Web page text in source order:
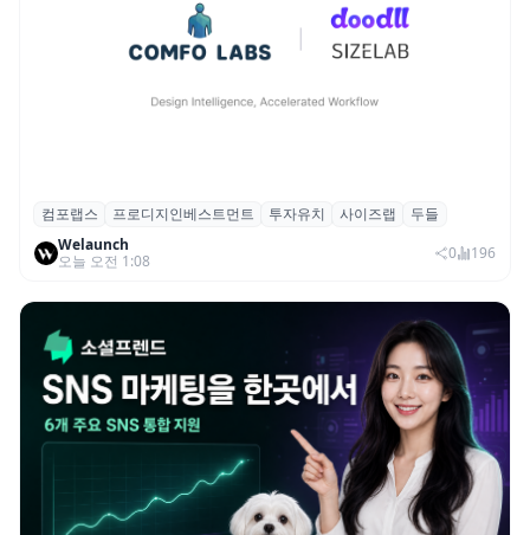
컴포랩스, 프로디지인베스트먼트로부터 시
드 투자 유치
컴포랩스 프로디지인베스트먼트 투자유치 사이즈랩
두들
Welaunch
오늘 오전 1:08
0 196